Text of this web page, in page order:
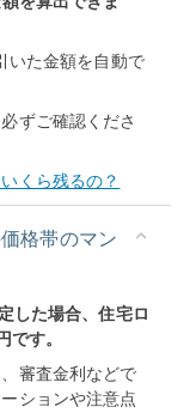
いた金額を自動で
ずご確認くださ
くら残るの？
格帯のマン
した場合、住宅ロ
す。
審査金利などで
ションや注意点